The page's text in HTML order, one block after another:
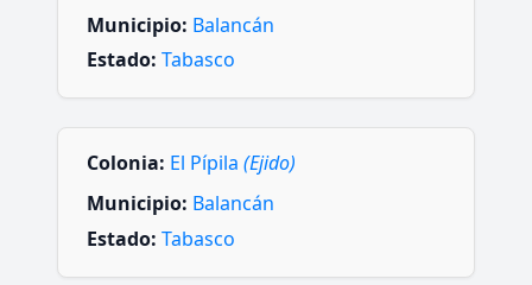
Municipio: Balancán
Estado: Tabasco
Colonia: El Pípila (Ejido)
Municipio: Balancán
Estado: Tabasco